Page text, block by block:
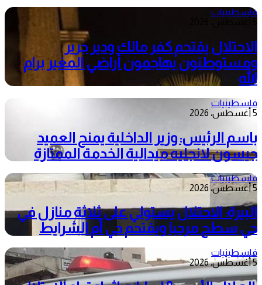
فلسطينيات
الاحتلال يقتحم كفر مالك ودير جرير
ومستوطنون يهاجمون أراضي المغير برام
الله
فلسطينيات
5 أغسطس، 2026
باسم الرئيس: وزير الداخلية يمنح العميد
جيسون لانجليه ميدالية الخدمة الممتازة
فلسطينيات
5 أغسطس، 2026
البيرة: الاحتلال يستولي على ثلاثة منازل في
حي سطح مرحبا ويقتحم حي أم الشرايط
فلسطينيات
5 أغسطس، 2026